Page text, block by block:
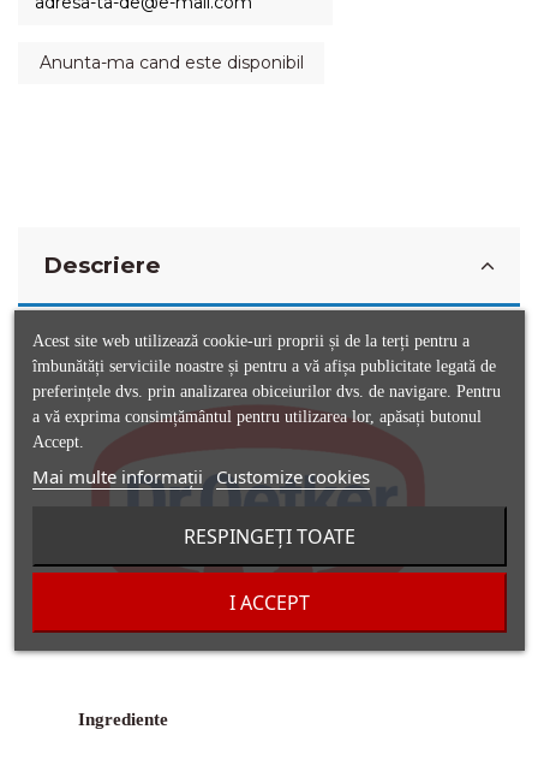
Descriere
Ingrediente
Acest site web utilizează cookie-uri proprii și de la terți pentru a
îmbunătăți serviciile noastre și pentru a vă afișa publicitate legată de
preferințele dvs. prin analizarea obiceiurilor dvs. de navigare. Pentru
a vă exprima consimțământul pentru utilizarea lor, apăsați butonul
Accept.
Mai multe informații Customize cookies
RESPINGEȚI TOATE
I ACCEPT